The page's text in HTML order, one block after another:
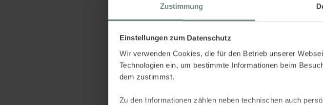
Zustimmung
Einstellungen zum Datenschutz
Wir verwenden Cookies, die für den Betrieb unserer
Technologien ein, um bestimmte Informationen beim
dem zustimmst.
Zu den Informationen zählen neben technischen auch